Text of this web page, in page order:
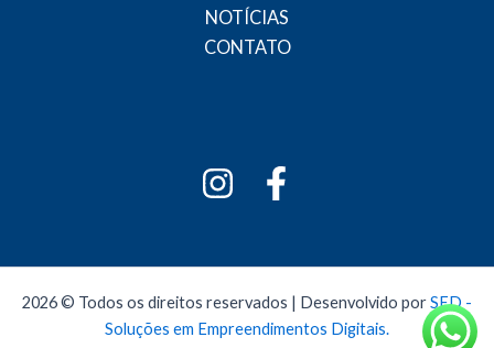
NOTÍCIAS
CONTATO
2026 © Todos os direitos reservados | Desenvolvido porSED -
Soluções em Empreendimentos Digitais.